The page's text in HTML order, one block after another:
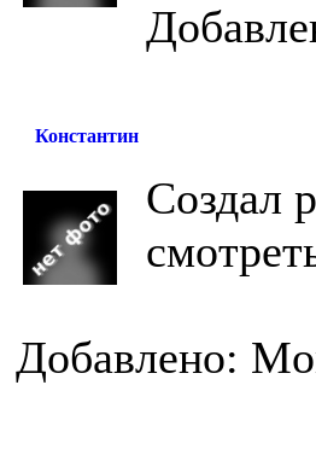
Константин
Создал
Добавлено: